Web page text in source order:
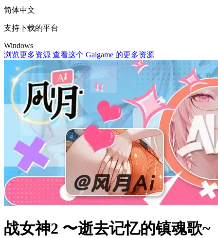
简体中文
支持下载的平台
Windows
浏览更多资源 查看这个 Galgame 的更多资源
战女神2 〜逝去记忆的镇魂歌~